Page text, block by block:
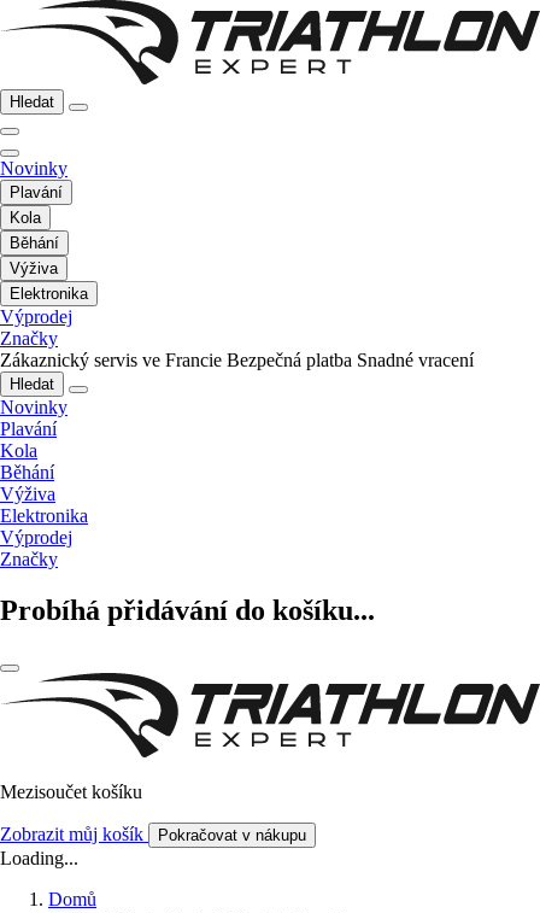
Hledat
Novinky
Plavání
Kola
Běhání
Výživa
Elektronika
Výprodej
Značky
Zákaznický servis ve Francie Bezpečná platba Snadné vracení
Hledat
Novinky
Plavání
Kola
Běhání
Výživa
Elektronika
Výprodej
Značky
Probíhá přidávání do košíku...
Mezisoučet košíku
Zobrazit můj košík Pokračovat v nákupu
Loading...
Domů